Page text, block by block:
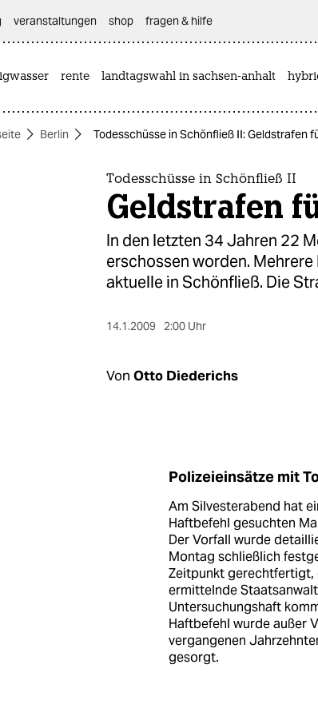
veranstaltungen shop fragen & hilfe
rente landtagswahl in sachsen-anhalt
Berlin Todesschüsse in Schönfließ II: Geldstrafen
Todesschüsse in Schönfließ II
Geldstrafen
In den letzten 34 Jahren 22
erschossen worden.
aktuelle in Schönfließ. Die
14.1.2009 2:00 Uhr
Von Otto Diederichs
Polizeieinsätze mit
Am Silvesterabend hat
Haftbefehl gesuchten
Der Vorfall wurde
Montag schließlich
Zeitpunkt gerechtfertigt,
ermittelnde
Untersuchungshaft
Haftbefehl wurde außer
vergangenen
gesorgt.